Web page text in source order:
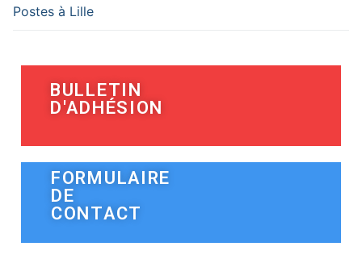
Postes à Lille
BULLETIN
D'ADHÉSION
FORMULAIRE
DE
CONTACT